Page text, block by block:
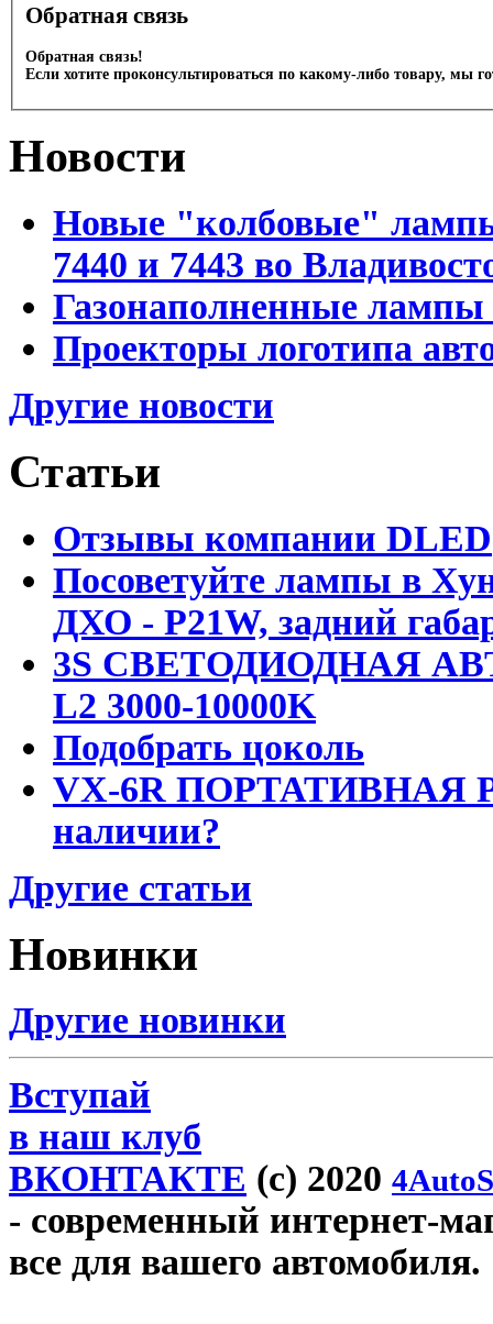
Обратная связь
Обратная связь!
Если хотите проконсультироваться по какому-либо товару, мы
Новости
Новые "колбовые"
7440 и 7443 во
Газонаполненные лампы
Проекторы логотипа
Другие новости
Статьи
Отзывы компании DLED
Посоветуйте лампы в
ДХО - P21W, задний
3S СВЕТОДИОДНАЯ
L2 3000-10000K
Подобрать цоколь
VX-6R ПОРТАТИВНАЯ
наличии?
Другие статьи
Новинки
Другие новинки
Вступай
в наш клуб
ВКОНТАКТЕ (c) 2020
- современный интернет-
все для вашего автомобиля.